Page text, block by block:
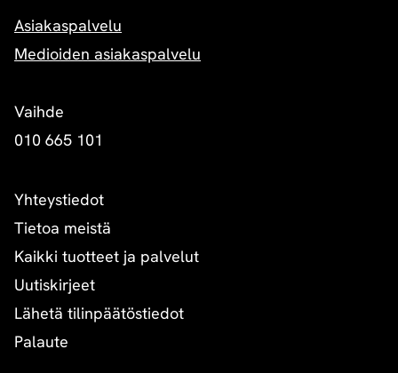
Asiakaspalvelu
Medioiden asiakaspalvelu
Vaihde
010 665 101
Yhteystiedot
Tietoa meistä
Kaikki tuotteet ja palvelut
Uutiskirjeet
Lähetä tilinpäätöstiedot
Palaute